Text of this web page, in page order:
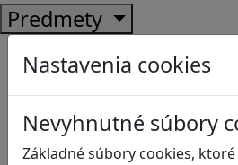
Nastavenia cookies
Nevyhnutné súbory
Základné súbory cookies,
Predmety
Anglický jazyk
Biológia
Dejepis
Environmentálna výchova
Etická výchova
Geografia